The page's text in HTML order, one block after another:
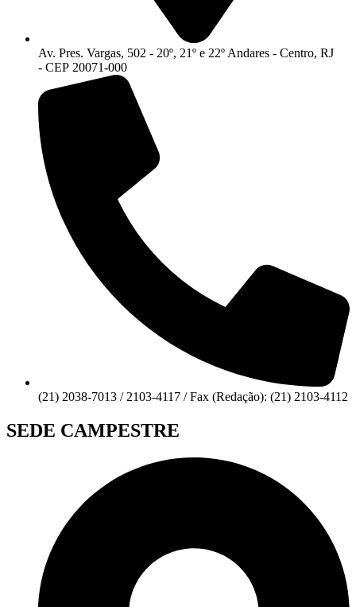
Av. Pres. Vargas, 502 - 20º, 21º e 22º Andares - Centro, RJ
- CEP 20071-000
(21) 2038-7013 / 2103-4117 / Fax (Redação): (21) 2103-4112
SEDE CAMPESTRE